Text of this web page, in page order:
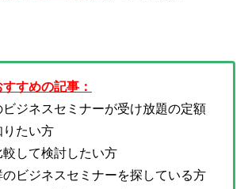
すめの記事：
ビジネスセミナーが受け放題の定額
りたい方
較して検討したい方
のビジネスセミナーを探している方